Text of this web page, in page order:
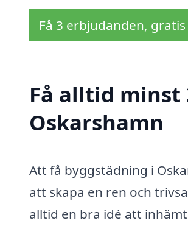
Få 3 erbjudanden,
Få alltid
Oskarshamn
Att få byggstädning i
att skapa en ren och
alltid en bra idé att